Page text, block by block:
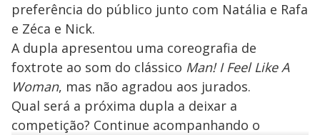
preferência do público junto com Natália e Rafa
e Zéca e Nick.
A dupla apresentou uma coreografia de
foxtrote ao som do clássico Man! I Feel Like A
Woman, mas não agradou aos jurados.
Qual será a próxima dupla a deixar a
competição? Continue acompanhando o